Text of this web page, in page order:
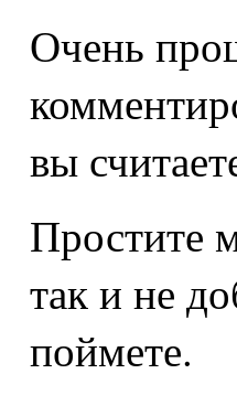
Очень
вы
Простите
так и не
поймете.